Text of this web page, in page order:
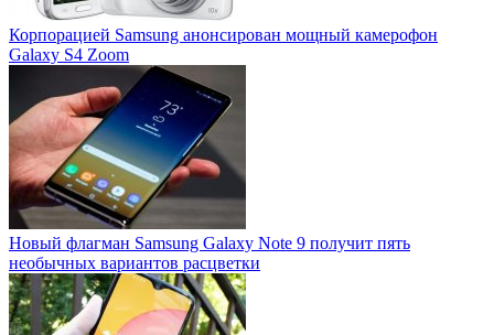
Корпорацией Samsung анонсирован мощный камерофон
Galaxy S4 Zoom
Новый флагман Samsung Galaxy Note 9 получит пять
необычных вариантов расцветки